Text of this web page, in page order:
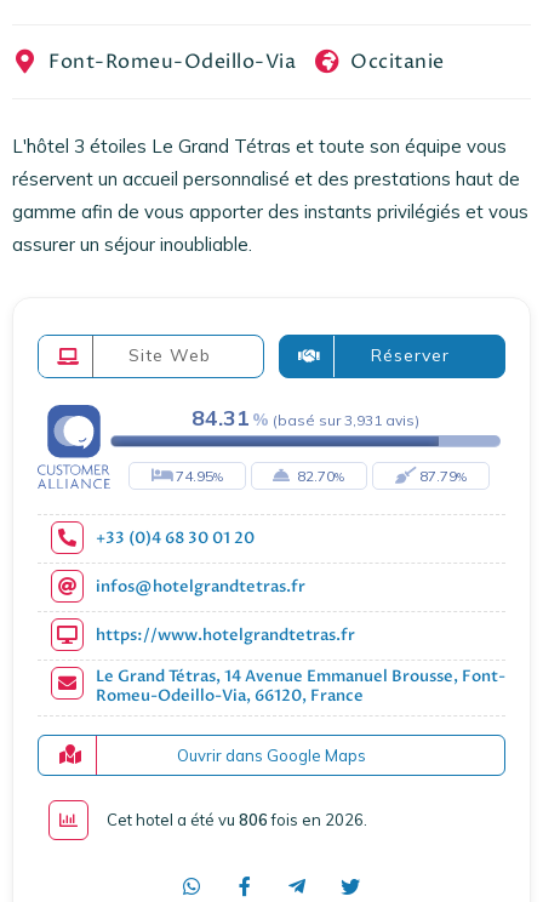
Font-Romeu-Odeillo-Via Occitanie
L'hôtel 3 étoiles Le Grand Tétras et toute son équipe vous
réservent un accueil personnalisé et des prestations haut de
gamme afin de vous apporter des instants privilégiés et vous
assurer un séjour inoubliable.
Site Web Réserver
84.31 (basé sur 3,931 avis)
74.95 82.70 87.79
+33 (0)4 68 30 01 20
infos@hotelgrandtetras.fr
https://www.hotelgrandtetras.fr
Le Grand Tétras, 14 Avenue Emmanuel Brousse, Font-
Romeu-Odeillo-Via, 66120, France
Ouvrir dans Google Maps
Cet hotel a été vu 806fois en 2026